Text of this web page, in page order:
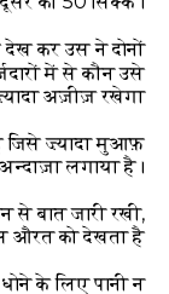
कर उस ने दोनों
में से कौन उसे
अज़ीज़ रखेगा?”
जिसे ज़्यादा मुआफ़
लगाया है।”
बात जारी रखी,
औरत को देखता है?
के लिए पानी न